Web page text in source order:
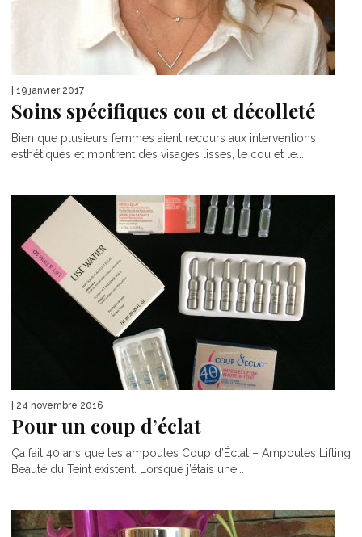
| 19 janvier 2017
Soins spécifiques cou et décolleté
Bien que plusieurs femmes aient recours aux interventions
esthétiques et montrent des visages lisses, le cou et le...
| 24 novembre 2016
Pour un coup d’éclat
Ça fait 40 ans que les ampoules Coup d’Éclat – Ampoules Lifting
Beauté du Teint existent. Lorsque j’étais une...